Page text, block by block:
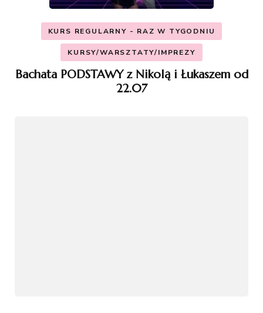
KURS REGULARNY - RAZ W TYGODNIU
KURSY/WARSZTATY/IMPREZY
Bachata PODSTAWY z Nikolą i Łukaszem od
22.07